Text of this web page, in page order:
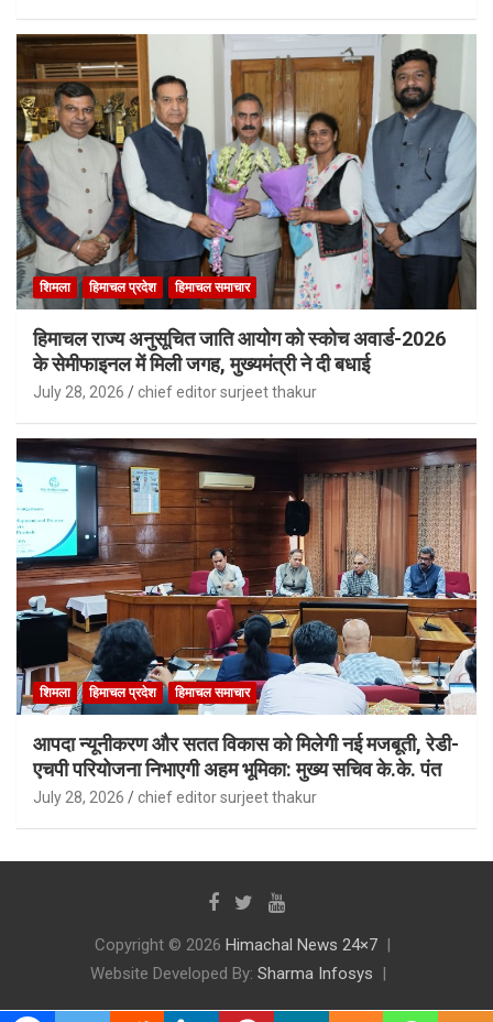
शिमला हिमाचल प्रदेश हिमाचल समाचार
हिमाचल राज्य अनुसूचित जाति आयोग को स्कोच अवार्ड-2026
के सेमीफाइनल में मिली जगह, मुख्यमंत्री ने दी बधाई
July 28, 2026 chief editor surjeet thakur
शिमला हिमाचल प्रदेश हिमाचल समाचार
आपदा न्यूनीकरण और सतत विकास को मिलेगी नई मजबूती, रेडी-
एचपी परियोजना निभाएगी अहम भूमिका: मुख्य सचिव के.के. पंत
July 28, 2026 chief editor surjeet thakur
Copyright © 2026 Himachal News 24×7
Website Developed By: Sharma Infosys